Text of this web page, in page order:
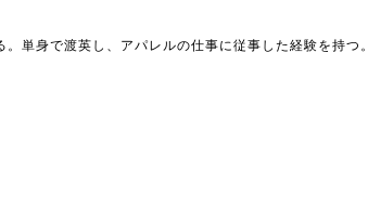
単身で渡英し、アパレルの仕事に従事した経験を持つ。